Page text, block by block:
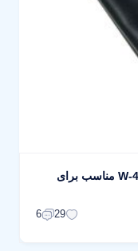
روکش زین موتور سیکلت وارون مدل W-44 مناسب برای
29
6